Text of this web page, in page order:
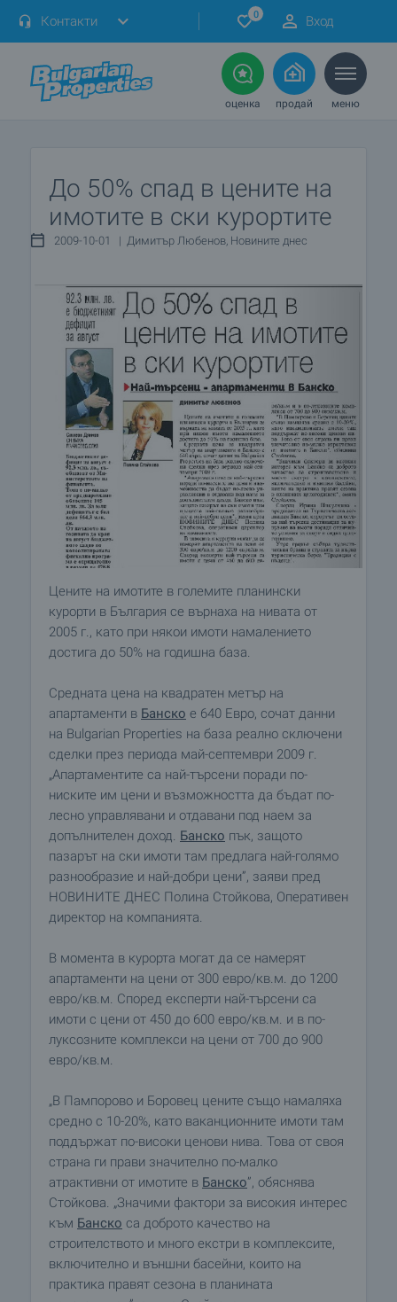
Контакти 0 Вход
оценка продай меню
До 50% спад в цените на
имотите в ски курортите
2009-10-01 | Димитър Любенов, Новините днес
Цените на имотите в големите планински
курорти в България се върнаха на нивата от
2005 г., като при някои имоти намалението
достига до 50% на годишна база.
Средната цена на квадратен метър на
апартаменти в Банско е 640 Евро, сочат данни
на Bulgarian Properties на база реално сключени
сделки през периода май-септември 2009 г.
„Апартаментите са най-търсени поради по-
ниските им цени и възможността да бъдат по-
лесно управлявани и отдавани под наем за
допълнителен доход. Банско пък, защото
пазарът на ски имоти там предлага най-голямо
разнообразие и най-добри цени”, заяви пред
НОВИНИТЕ ДНЕС Полина Стойкова, Оперативен
директор на компанията.
В момента в курорта могат да се намерят
апартаменти на цени от 300 евро/кв.м. до 1200
евро/кв.м. Според експерти най-търсени са
имоти с цени от 450 до 600 евро/кв.м. и в по-
луксозните комплекси на цени от 700 до 900
евро/кв.м.
„В Пампорово и Боровец цените също намаляха
средно с 10-20%, като ваканционните имоти там
поддържат по-високи ценови нива. Това от своя
страна ги прави значително по-малко
атрактивни от имотите в Банско”, обяснява
Стойкова. „Значими фактори за високия интерес
към Банско са доброто качество на
строителството и много екстри в комплексите,
включително и външни басейни, които на
практика правят сезона в планината